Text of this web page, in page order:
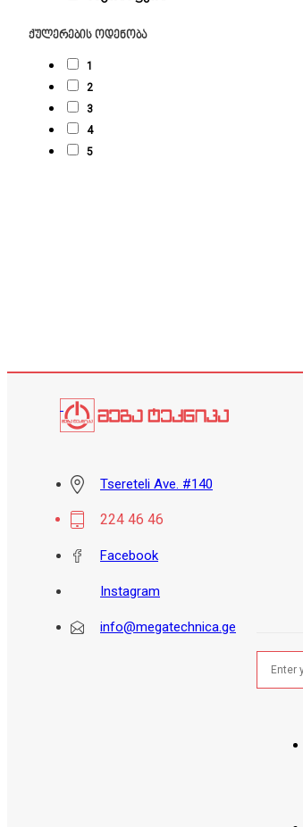
ქულერების ოდენობა
1
2
3
4
5
Tsereteli Ave. #140
224 46 46
Facebook
Instagram
info@megatechnica.ge